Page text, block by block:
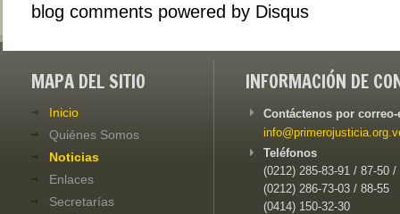
blog comments powered by Disqus
MAPA DEL SITIO
Inicio
Quiénes Somos
Noticias
Enlaces
Secretarías
INFORMACIÓN DE
Contáctenos por
Teléfonos
(0212) 285-83-91 / 87-50 /
(0212) 286-73-03 / 88-55
(0414) 150-32-30